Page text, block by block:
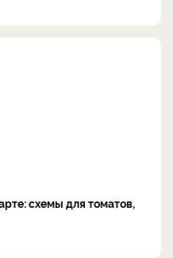
схемы для томатов,